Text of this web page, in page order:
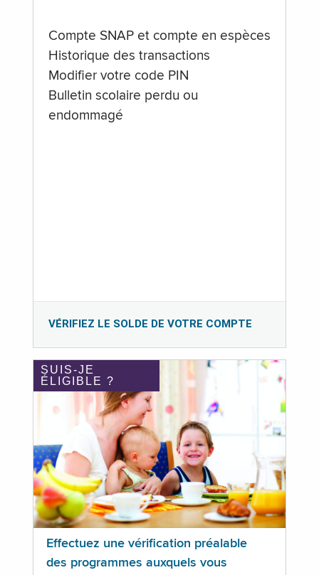
Compte SNAP et compte en espèces
Historique des transactions
Modifier votre code PIN
Bulletin scolaire perdu ou
endommagé
VÉRIFIEZ LE SOLDE DE VOTRE COMPTE
SUIS-JE
ÉLIGIBLE ?
Effectuez une vérification préalable
des programmes auxquels vous